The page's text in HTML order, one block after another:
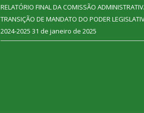
RELATÓRIO FINAL DA COMISSÃO
TRANSIÇÃO DE MANDATO DO PODER
2024-2025 31 de janeiro de 2025